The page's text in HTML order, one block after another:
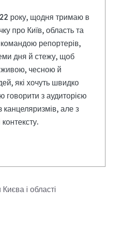
року, щодня тримаю в
про Київ, область та
репортерів,
дня й стежу, щоб
чесною й
які хочуть швидко
говорити з аудиторією
але з
і області